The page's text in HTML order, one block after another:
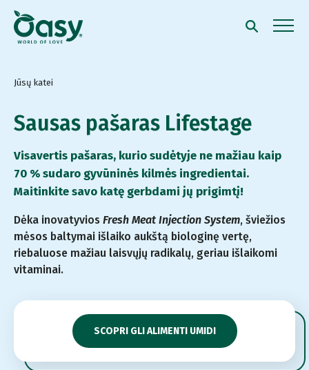
Jūsų katei
Sausas pašaras Lifestage
Visavertis pašaras, kurio sudėtyje ne mažiau kaip
70 % sudaro gyvūninės kilmės ingredientai.
Maitinkite savo katę gerbdami jų prigimtį!
Dėka inovatyvios Fresh Meat Injection System, šviežios
mėsos baltymai išlaiko aukštą biologinę vertę,
riebaluose mažiau laisvųjų radikalų, geriau išlaikomi
vitaminai.
SCOPRI GLI ALIMENTI UMIDI